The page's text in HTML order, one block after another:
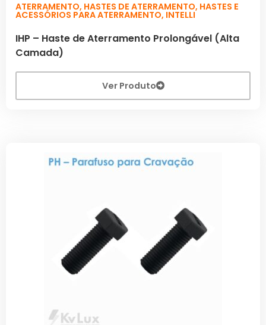
ATERRAMENTO, HASTES DE ATERRAMENTO, HASTES E
ACESSÓRIOS PARA ATERRAMENTO, INTELLI
IHP – Haste de Aterramento Prolongável (Alta
Camada)
Ver Produto